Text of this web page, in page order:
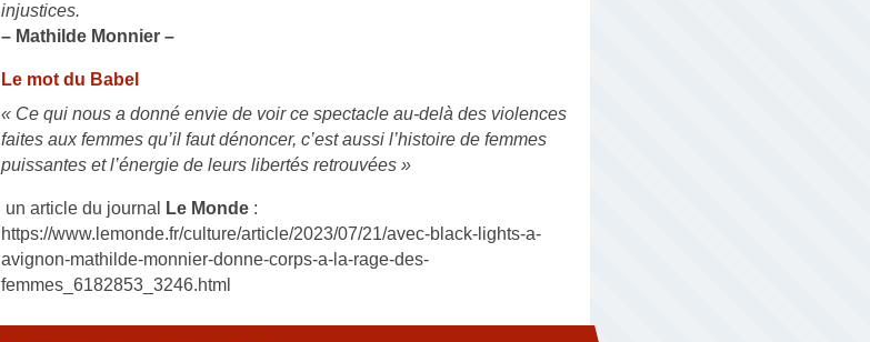
injustices.
– Mathilde Monnier –
Le mot du Babel
« Ce qui nous a donné envie de voir ce spectacle au-delà des violences
faites aux femmes qu’il faut dénoncer, c’est aussi l’histoire de femmes
puissantes et l’énergie de leurs libertés retrouvées »
un article du journal Le Monde :
https://www.lemonde.fr/culture/article/2023/07/21/avec-black-lights-a-
avignon-mathilde-monnier-donne-corps-a-la-rage-des-
femmes_6182853_3246.html